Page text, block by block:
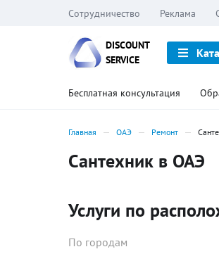
Сотрудничество Реклама
DISCOUNT
SERVICE
Бесплатная консультация
Главная ОАЭ Ремонт
Сантехник в ОАЭ
Услуги по
По городам